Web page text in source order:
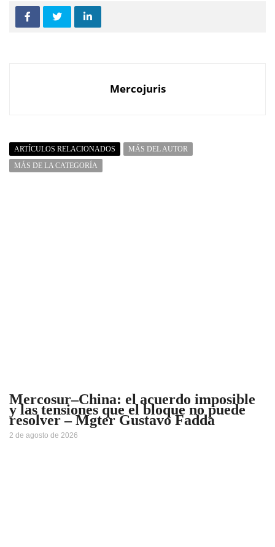
Mercojuris
ARTÍCULOS RELACIONADOS
MÁS DEL AUTOR
MÁS DE LA CATEGORÍA
Mercosur–China: el acuerdo imposible
y las tensiones que el bloque no puede
resolver – Mgter Gustavo Fadda
2 de agosto de 2026